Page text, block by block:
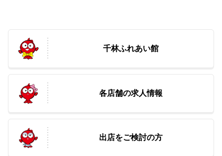
千林ふれあい館
各店舗の求人情報
出店をご検討の方